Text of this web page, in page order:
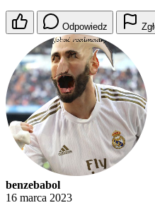
Odpowiedz
benzebabol
16 marca 2023